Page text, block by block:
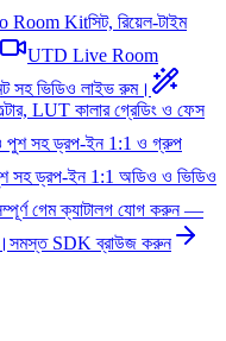
Room Kitসিট, রিয়েল-টাইম
UTD Live Room
সহ ভিডিও লাইভ রুম।
LUT কালার গ্রেডিং ও ফেস
ও পুশ সহ ড্রপ-ইন 1:1 ও গ্রুপ
সহ ড্রপ-ইন 1:1 অডিও ও ভিডিও
গেম ক্যাটালগ যোগ করুন —
সমস্ত SDK ব্রাউজ করুন